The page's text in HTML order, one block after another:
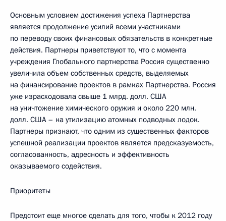
Основным условием достижения успеха Партнерства
является продолжение усилий всеми участниками
по переводу своих финансовых обязательств в конкретные
действия. Партнеры приветствуют то, что с момента
учреждения Глобального партнерства Россия существенно
увеличила объем собственных средств, выделяемых
на финансирование проектов в рамках Партнерства. Россия
уже израсходовала свыше 1 млрд. долл. США
на уничтожение химического оружия и около 220 млн.
долл. США – на утилизацию атомных подводных лодок.
Партнеры признают, что одним из существенных факторов
успешной реализации проектов является предсказуемость,
согласованность, адресность и эффективность
оказываемого содействия.
Приоритеты
Предстоит еще многое сделать для того, чтобы к 2012 году